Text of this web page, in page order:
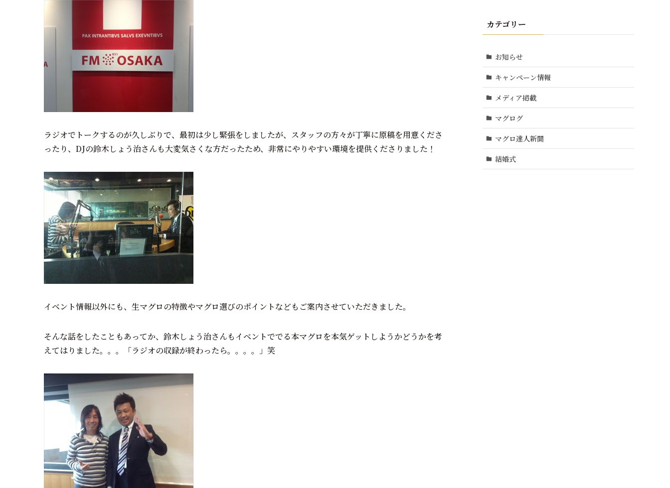
ラジオでトークするのが久しぶりで、最初は少し緊張をしましたが、スタッフの方々が丁寧に原稿を用意くださ
ったり、DJの鈴木しょう治さんも大変気さくな方だったため、非常にやりやすい環境を提供くださりました！
イベント情報以外にも、生マグロの特徴やマグロ選びのポイントなどもご案内させていただきました。
そんな話をしたこともあってか、鈴木しょう治さんもイベントででる本マグロを本気ゲットしようかどうかを考
えてはりました。。。「ラジオの収録が終わったら。。。。」笑
カテゴリー
お知らせ
キャンペーン情報
メディア掲載
マグログ
マグロ達人新聞
結婚式